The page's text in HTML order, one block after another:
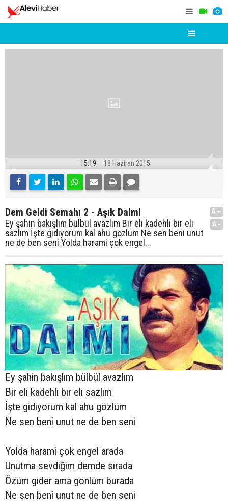
15:19 18 Haziran 2015
Dem Geldi Semahı 2 - Aşık Daimi
Ey şahin bakışlım bülbül avazlım Bir eli kadehli bir eli
sazlım İşte gidiyorum kal ahu gözlüm Ne sen beni unut
ne de ben seni Yolda harami çok engel...
A+
A-
Ey şahin bakışlım bülbül avazlım
Bir eli kadehli bir eli sazlım
İşte gidiyorum kal ahu gözlüm
Ne sen beni unut ne de ben seni
Yolda harami çok engel arada
Unutma sevdiğim demde sırada
Özüm gider ama gönlüm burada
Ne sen beni unut ne de ben seni